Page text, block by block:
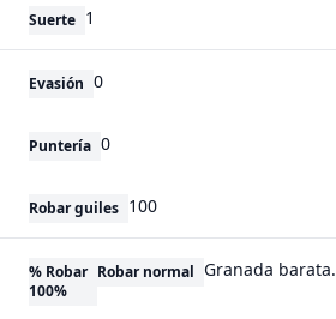
Suerte 1
Evasión 0
Puntería 0
Robar guiles 100
% Robar
100%
Robar normal Granada barata.